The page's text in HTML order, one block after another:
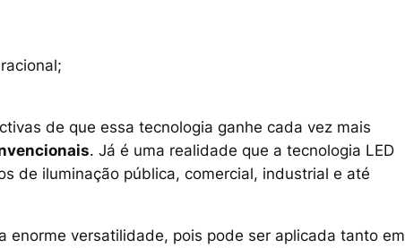
de que essa tecnologia ganhe cada vez mais
. Já é uma realidade que a tecnologia LED
de iluminação pública, comercial, industrial e até
enorme versatilidade, pois pode ser aplicada tanto em